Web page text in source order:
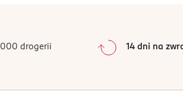
0%
Sortowanie wgdata: od najnowszej
drogerii 14 dni na